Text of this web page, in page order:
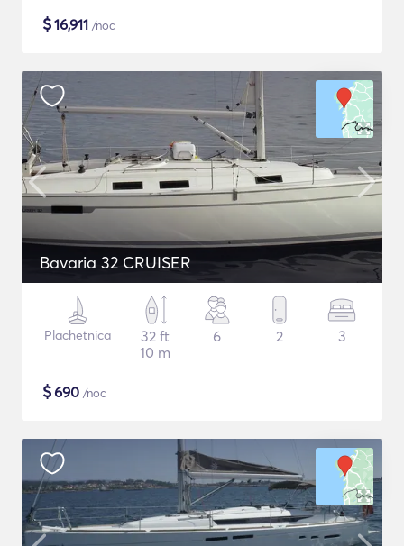
$16,911 /noc
Bavaria 32 CRUISER
Plachetnica
32 ft
10 m
6 2 3
$690 /noc